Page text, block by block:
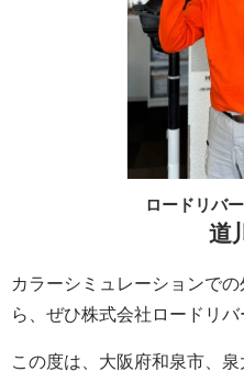
ロードリバ
道
カラーシミュレーションで
ら、ぜひ株式会社ロードリバ
この度は、大阪府和泉市、